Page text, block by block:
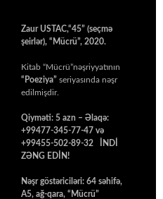
Zaur USTAC,“45” (seçmə
şeirlər), “Mücrü”, 2020.
Kitab “Mücrü”nəşriyyatının
“Poeziya” seriyasında nəşr
edilmişdir.
Qiyməti: 5 azn – Əlaqə:
+99477-345-77-47 və
+99455-502-89-32 İNDİ
ZƏNG EDİN!
Nəşr göstəriciləri: 64 səhifə,
A5, ağ-qara, “Mücrü”